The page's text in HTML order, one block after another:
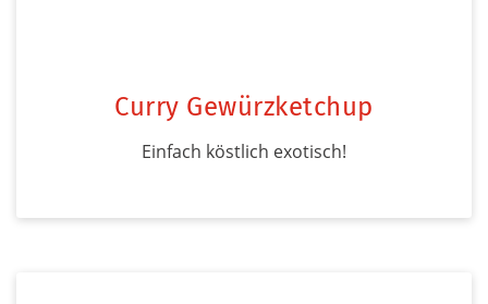
Curry Gewürzketchup
Einfach köstlich exotisch!